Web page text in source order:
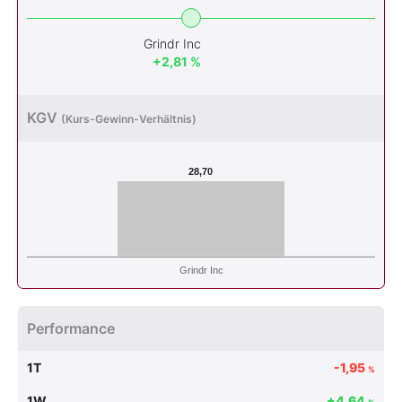
Grindr Inc
+2,81 %
KGV (Kurs-Gewinn-Verhältnis)
28,70
Grindr Inc
Performance
1T -1,95 %